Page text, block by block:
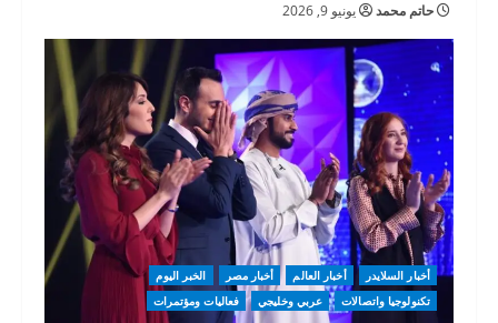
حاتم محمد يونيو 9, 2026
أخبار السلايدر أخبار العالم أخبار مصر
الخبر اليوم
تكنولوجيا واتصالات
عربي وخليجي فعاليات ومؤتمرات